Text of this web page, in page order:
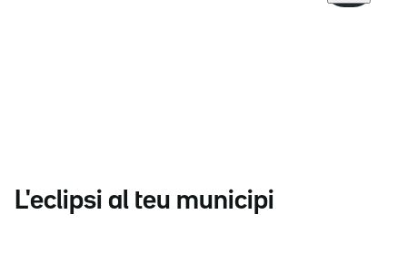
L'eclipsi al teu municipi